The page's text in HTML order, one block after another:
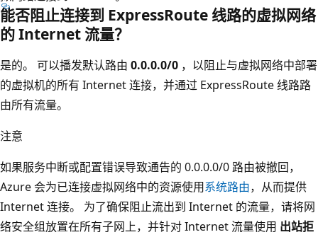
能否阻止连接到 ExpressRoute 线路的虚拟网络
的 Internet 流量？
是的。 可以播发默认路由 0.0.0.0/0 ，以阻止与虚拟网络中部署
的虚拟机的所有 Internet 连接，并通过 ExpressRoute 线路路
由所有流量。
注意
如果服务中断或配置错误导致通告的 0.0.0.0/0 路由被撤回，
Azure 会为已连接虚拟网络中的资源使用系统路由，从而提供
Internet 连接。 为了确保阻止流出到 Internet 的流量，请将网
络安全组放置在所有子网上，并针对 Internet 流量使用 出站拒